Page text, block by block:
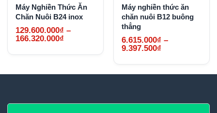
Máy Nghiền Thức Ăn
Chăn Nuôi B24 inox
129.600.000₫ –
166.320.000₫Khoảng
từ
Máy nghiền thức ăn
chăn nuôi B12 buông
thẳng
6.615.000₫ –
9.397.500₫Khoảng
từ
6.615.000₫